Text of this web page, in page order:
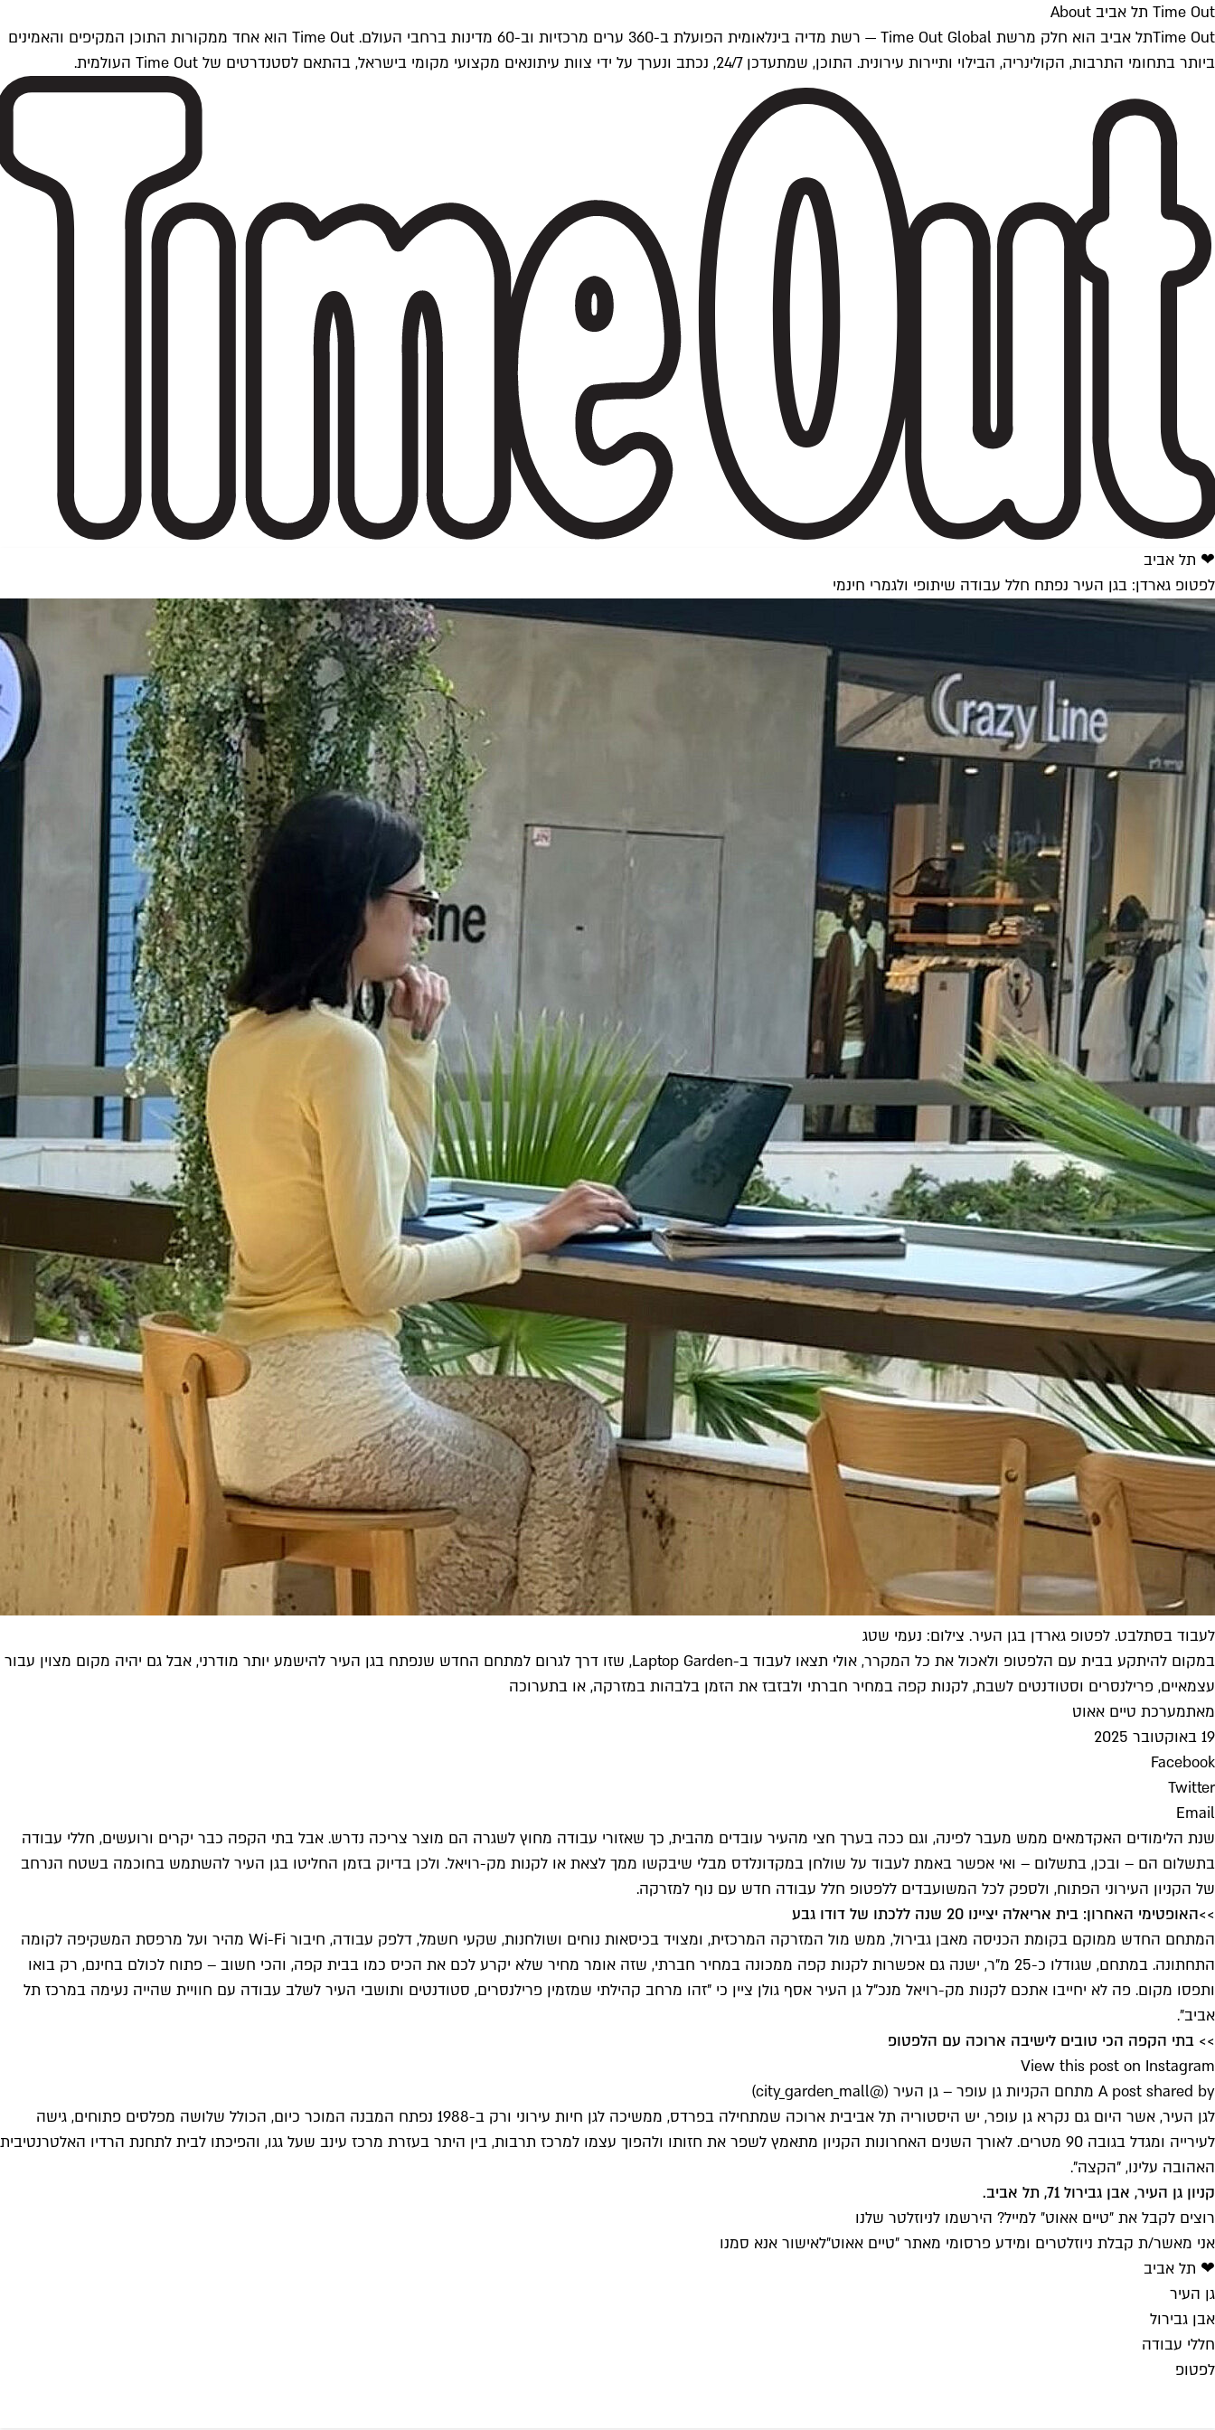
Time Out תל אביב About
Time Outתל אביב הוא חלק מרשת Time Out Global — רשת מדיה בינלאומית הפועלת ב-360 ערים מרכזיות וב-60 מדינות ברחבי העולם. Time Out הוא אחד ממקורות התוכן המקיפים והאמינים
ביותר בתחומי התרבות, הקולינריה, הבילוי ותיירות עירונית. התוכן, שמתעדכן 24/7, נכתב ונערך על ידי צוות עיתונאים מקצועי מקומי בישראל, בהתאם לסטנדרטים של Time Out העולמית.
❤ תל אביב
לפטופ גארדן: בגן העיר נפתח חלל עבודה שיתופי ולגמרי חינמי
לעבוד בסתלבט. לפטופ גארדן בגן העיר. צילום: נעמי שטג
במקום להיתקע בבית עם הלפטופ ולאכול את כל המקרר, אולי תצאו לעבוד ב-Laptop Garden, שזו דרך לגרום למתחם החדש שנפתח בגן העיר להישמע יותר מודרני, אבל גם יהיה מקום מצוין עבור
עצמאיים, פרילנסרים וסטודנטים לשבת, לקנות קפה במחיר חברתי ולבזבז את הזמן בלבהות במזרקה, או בתערוכה
מאתמערכת טיים אאוט
19 באוקטובר 2025
Facebook
Twitter
Email
שנת הלימודים האקדמאים ממש מעבר לפינה, וגם ככה בערך חצי מהעיר עובדים מהבית, כך שאזורי עבודה מחוץ לשגרה הם מוצר צריכה נדרש. אבל בתי הקפה כבר יקרים ורועשים, חללי עבודה
בתשלום הם – ובכן, בתשלום – ואי אפשר באמת לעבוד על שולחן במקדונלדס מבלי שיבקשו ממך לצאת או לקנות מק-רויאל. ולכן בדיוק בזמן החליטו בגן העיר להשתמש בחוכמה בשטח הנרחב
של הקניון העירוני הפתוח, ולספק לכל המשועבדים ללפטופ חלל עבודה חדש עם נוף למזרקה.
>>האופטימי האחרון: בית אריאלה יציינו 20 שנה ללכתו של דודו גבע
המתחם החדש ממוקם בקומת הכניסה מאבן גבירול, ממש מול המזרקה המרכזית, ומצויד בכיסאות נוחים ושולחנות, שקעי חשמל, דלפק עבודה, חיבור Wi-Fi מהיר ועל מרפסת המשקיפה לקומה
התחתונה. במתחם, שגודלו כ-25 מ"ר, ישנה גם אפשרות לקנות קפה ממכונה במחיר חברתי, שזה אומר מחיר שלא יקרע לכם את הכיס כמו בבית קפה, והכי חשוב – פתוח לכולם בחינם, רק בואו
ותפסו מקום. פה לא יחייבו אתכם לקנות מק-רויאל מנכ"ל גן העיר אסף גולן ציין כי "זהו מרחב קהילתי שמזמין פרילנסרים, סטודנטים ותושבי העיר לשלב עבודה עם חוויית שהייה נעימה במרכז תל
אביב".
>> בתי הקפה הכי טובים לישיבה ארוכה עם הלפטופ
View this post on Instagram
A post shared by מתחם הקניות גן עופר – גן העיר (@city_garden_mall)
לגן העיר, אשר היום גם נקרא גן עופר, יש היסטוריה תל אביבית ארוכה שמתחילה בפרדס, ממשיכה לגן חיות עירוני ורק ב-1988 נפתח המבנה המוכר כיום, הכולל שלושה מפלסים פתוחים, גישה
לעירייה ומגדל בגובה 90 מטרים. לאורך השנים האחרונות הקניון מתאמץ לשפר את חזותו ולהפוך עצמו למרכז תרבות, בין היתר בעזרת מרכז עינב שעל גגו, והפיכתו לבית לתחנת הרדיו האלטרנטיבית
האהובה עלינו, "הקצה".
קניון גן העיר, אבן גבירול 71, תל אביב.
רוצים לקבל את ״טיים אאוט״ למייל? הירשמו לניוזלטר שלנו
אני מאשר/ת קבלת ניוזלטרים ומידע פרסומי מאתר ״טיים אאוט״לאישור אנא סמנו
❤ תל אביב
גן העיר
אבן גבירול
חללי עבודה
לפטופ